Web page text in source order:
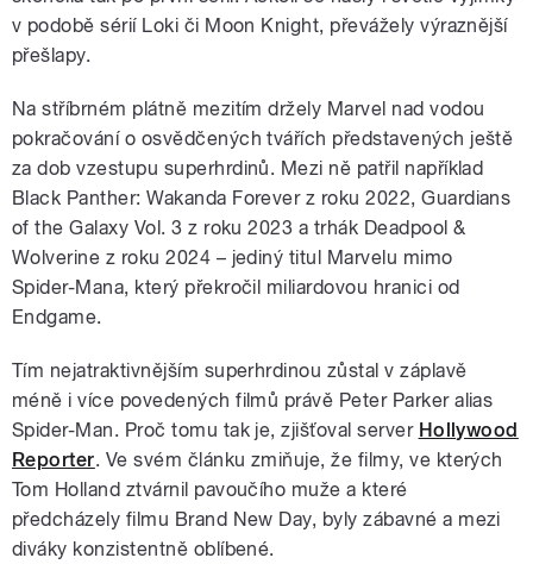
v podobě sérií Loki či Moon Knight, převážely výraznější
přešlapy.
Na stříbrném plátně mezitím držely Marvel nad vodou
pokračování o osvědčených tvářích představených ještě
za dob vzestupu superhrdinů. Mezi ně patřil například
Black Panther: Wakanda Forever z roku 2022, Guardians
of the Galaxy Vol. 3 z roku 2023 a trhák Deadpool &
Wolverine z roku 2024 – jediný titul Marvelu mimo
Spider-Mana, který překročil miliardovou hranici od
Endgame.
Tím nejatraktivnějším superhrdinou zůstal v záplavě
méně i více povedených filmů právě Peter Parker alias
Spider-Man. Proč tomu tak je, zjišťoval server Hollywood
Reporter. Ve svém článku zmiňuje, že filmy, ve kterých
Tom Holland ztvárnil pavoučího muže a které
předcházely filmu Brand New Day, byly zábavné a mezi
diváky konzistentně oblíbené.